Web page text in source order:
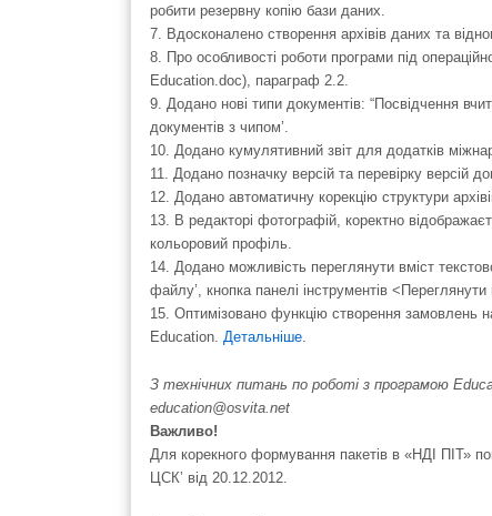
робити резервну копію бази даних.
7. Вдосконалено створення архівів даних та
8. Про особливості роботи програми під
Education.doc), параграф 2.2.
9. Додано нові типи документів: “Посвідчення
документів з чипом’.
10. Додано кумулятивний звіт для додатків
11. Додано позначку версій та перевірку версій
12. Додано автоматичну корекцію структури
13. В редакторі фотографій, коректно
кольоровий профіль.
14. Додано можливість переглянути вміст
файлу’, кнопка панелі інструментів
15. Оптимізовано функцію створення замовлень
Education. Детальніше
З технічних питань по роботі з програмою
education@osvita.net
Важливо!
Для корекного формування пакетів в «НДІ ПІТ»
ЦСК’ від 20.12.2012.